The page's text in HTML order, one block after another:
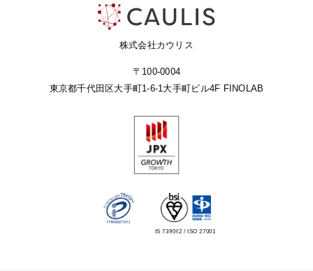
株式会社カウリス
〒100-0004
東京都千代田区大手町1-6-1 大手町ビル4F FINOLAB
IS 739062 / ISO 27001